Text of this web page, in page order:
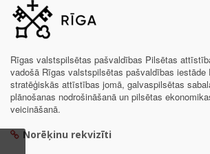
Rīgas valstspilsētas pašvaldības Pilsētas
vadošā Rīgas valstspilsētas pašvaldības iestāde
stratēģiskās attīstības jomā, galvaspilsētas
plānošanas nodrošināšanā un pilsētas
veicināšanā.
Norēķinu rekvizīti